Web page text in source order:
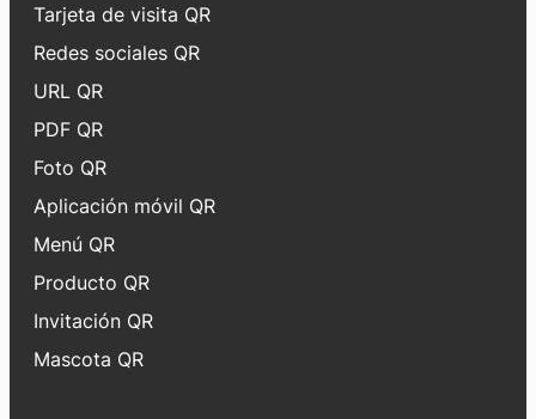
Tarjeta de visita QR
Redes sociales QR
URL QR
PDF QR
Foto QR
Aplicación móvil QR
Menú QR
Producto QR
Invitación QR
Mascota QR